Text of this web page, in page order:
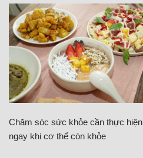
Chăm sóc sức khỏe cần thực hiện
ngay khi cơ thể còn khỏe